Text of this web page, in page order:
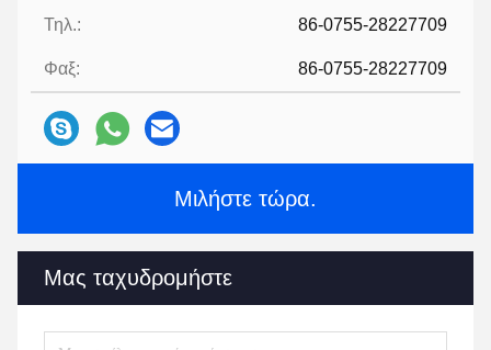
Τηλ.: 86-0755-28227709
Φαξ: 86-0755-28227709
Μιλήστε τώρα.
Μας ταχυδρομήστε